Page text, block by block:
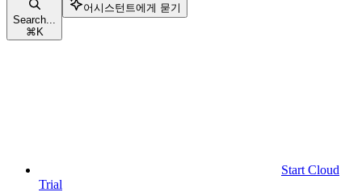
Search...
⌘ K
어시스턴트에게 묻기
Start Cloud
Trial